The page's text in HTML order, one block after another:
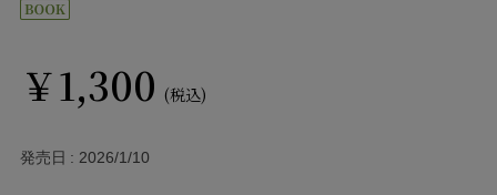
￥1,300 (税込)
発売日 2026/1/10